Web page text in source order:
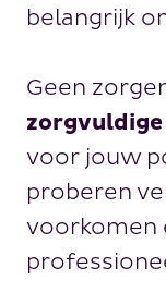
belangrijk
Geen
voor jouw
proberen
voorkomen